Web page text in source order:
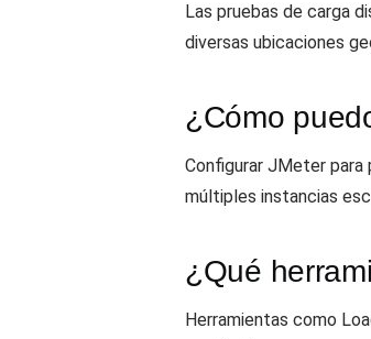
Las pruebas de carga
diversas ubicaciones
¿Cómo
Configurar JMeter
múltiples instancias
¿Qué
Herramientas como